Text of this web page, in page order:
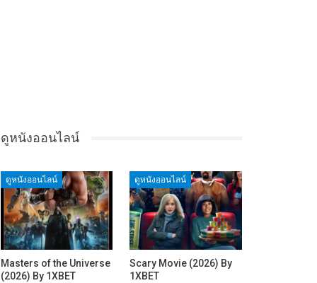
ดูหนังออนไลน์
ดูหนังออนไลน์
Masters of the Universe
(2026) By 1XBET
ดูหนังออนไลน์
Scary Movie (2026) By
1XBET